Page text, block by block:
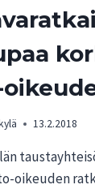
13.2.2018
oikeuden